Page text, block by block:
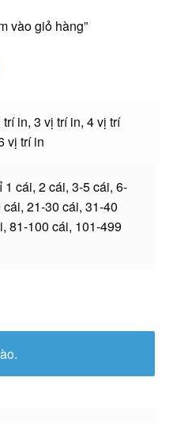
vào giỏ hàng”
in, 3 vị trí in, 4 vị trí
vị trí in
1 cái, 2 cái, 3-5 cái, 6-
21-30 cái, 31-40
81-100 cái, 101-499